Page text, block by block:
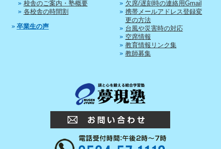
校舎のご案内・塾概要
各校舎の時間割
卒業生の声
欠席/遅刻時の連絡用Gmail
携帯メールアドレス登録変
更の方法
台風や災害時の対応
空席情報
教育情報リンク集
教師募集